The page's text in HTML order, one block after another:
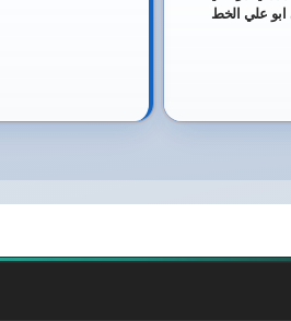
ابو علي الخط